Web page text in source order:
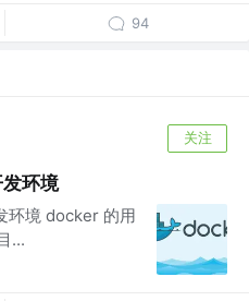
94
关注
环境
环境 docker 的用
...